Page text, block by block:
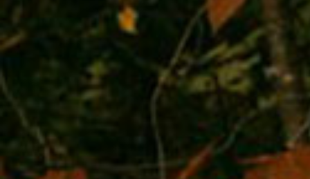
редких животных.
Судьбы хищников, которые были братом и сестрой,
разному. Елена поселилась в Хинганском
заповедной территории не остался, много
постоянного места обитания, но в сентябре 2020
браконьерами в Свободненском районе Амурской
подозреваемые в его убийстве, установлены, в
расследование завершено, уголовные дела
Сергей Арамилев, генеральный директор центра
отметил, что, несмотря на трагическую гибель
решение продолжить реализацию программы
тигриной группировки в Амурской области.